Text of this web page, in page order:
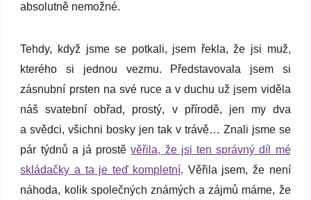
absolutně nemožné.
Tehdy, když jsme se potkali, jsem řekla, že jsi muž,
kterého si jednou vezmu. Představovala jsem si
zásnubní prsten na své ruce a v duchu už jsem viděla
náš svatební obřad, prostý, v přírodě, jen my dva
a svědci, všichni bosky jen tak v trávě… Znali jsme se
pár týdnů a já prostěvěřila, že jsi ten správný díl mé
skládačky a ta je teď kompletní. Věřila jsem, že není
náhoda, kolik společných známých a zájmů máme, že